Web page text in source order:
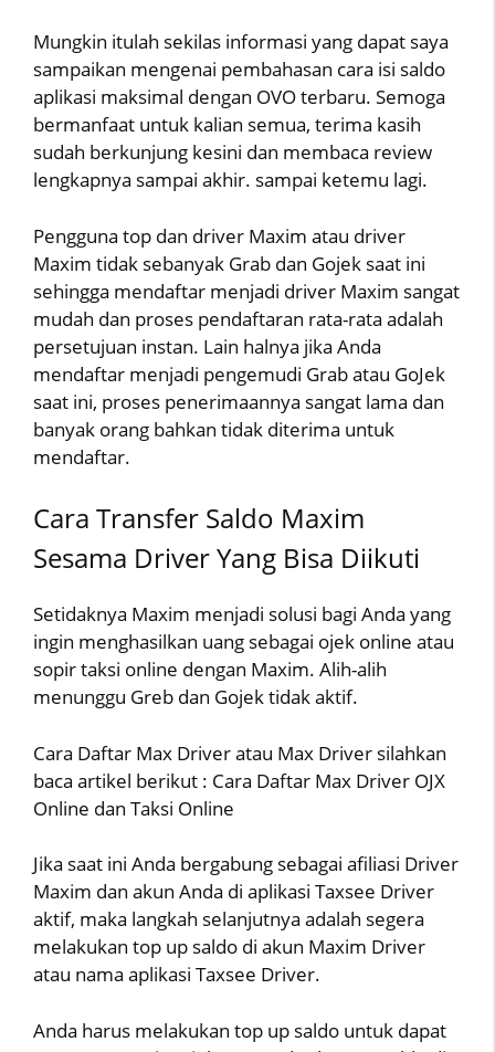
Mungkin itulah sekilas informasi yang dapat saya
sampaikan mengenai pembahasan cara isi saldo
aplikasi maksimal dengan OVO terbaru. Semoga
bermanfaat untuk kalian semua, terima kasih
sudah berkunjung kesini dan membaca review
lengkapnya sampai akhir. sampai ketemu lagi.
Pengguna top dan driver Maxim atau driver
Maxim tidak sebanyak Grab dan Gojek saat ini
sehingga mendaftar menjadi driver Maxim sangat
mudah dan proses pendaftaran rata-rata adalah
persetujuan instan. Lain halnya jika Anda
mendaftar menjadi pengemudi Grab atau GoJek
saat ini, proses penerimaannya sangat lama dan
banyak orang bahkan tidak diterima untuk
mendaftar.
Cara Transfer Saldo Maxim
Sesama Driver Yang Bisa Diikuti
Setidaknya Maxim menjadi solusi bagi Anda yang
ingin menghasilkan uang sebagai ojek online atau
sopir taksi online dengan Maxim. Alih-alih
menunggu Greb dan Gojek tidak aktif.
Cara Daftar Max Driver atau Max Driver silahkan
baca artikel berikut : Cara Daftar Max Driver OJX
Online dan Taksi Online
Jika saat ini Anda bergabung sebagai afiliasi Driver
Maxim dan akun Anda di aplikasi Taxsee Driver
aktif, maka langkah selanjutnya adalah segera
melakukan top up saldo di akun Maxim Driver
atau nama aplikasi Taxsee Driver.
Anda harus melakukan top up saldo untuk dapat